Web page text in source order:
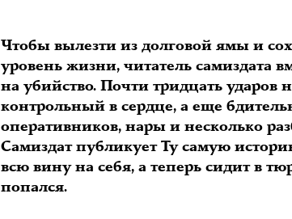
Чтобы вылезти из долговой ямы и
уровень жизни, читатель самиздата
на убийство. Почти тридцать
контрольный в сердце, а еще
оперативников, нары и несколько
Самиздат публикует Ту самую
всю вину на себя, а теперь сидит в
попался.